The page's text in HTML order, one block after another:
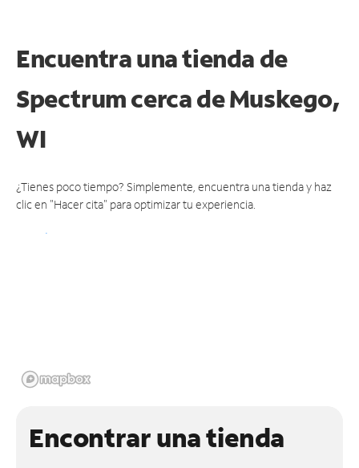
Encuentra una tienda de
Spectrumcerca de Muskego,
WI
¿Tienes poco tiempo? Simplemente, encuentra una tienda y haz
clic en "Hacer cita" para optimizar tu experiencia.
Encontrar una tienda